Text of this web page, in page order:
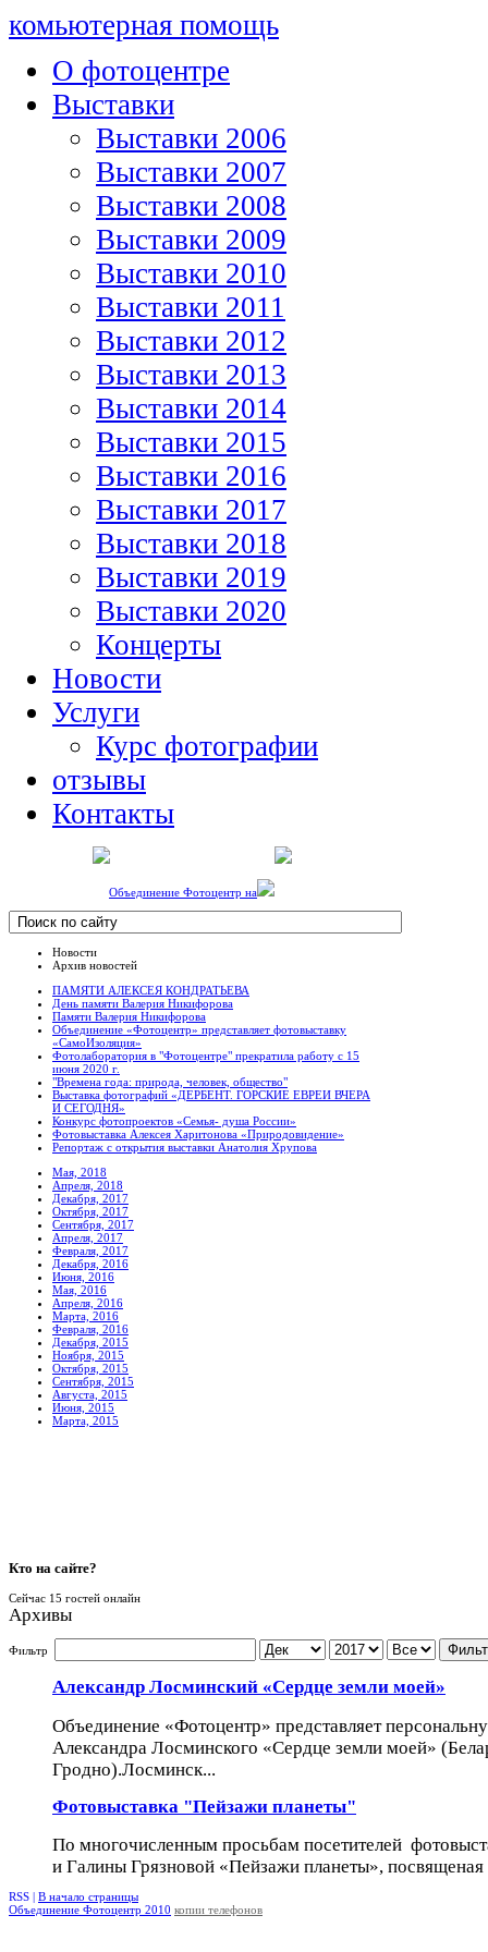
комьютерная помощь
О фотоцентре
Выставки
Выставки 2006
Выставки 2007
Выставки 2008
Выставки 2009
Выставки 2010
Выставки 2011
Выставки 2012
Выставки 2013
Выставки 2014
Выставки 2015
Выставки 2016
Выставки 2017
Выставки 2018
Выставки 2019
Выставки 2020
Концерты
Новости
Услуги
Курс фотографии
отзывы
Контакты
Объединение Фотоцентр на
Новости
Архив новостей
ПАМЯТИ АЛЕКСЕЯ КОНДРАТЬЕВА
День памяти Валерия Никифорова
Памяти Валерия Никифорова
Объединение «Фотоцентр» представляет фотовыставку
«СамоИзоляция»
Фотолаборатория в "Фотоцентре" прекратила работу с 15
июня 2020 г.
"Времена года: природа, человек, общество"
Выставка фотографий «ДЕРБЕНТ. ГОРСКИЕ ЕВРЕИ ВЧЕРА
И СЕГОДНЯ»
Конкурс фотопроектов «Семья- душа России»
Фотовыставка Алексея Харитонова «Природовидение»
Репортаж с открытия выставки Анатолия Хрупова
Мая, 2018
Апреля, 2018
Декабря, 2017
Октября, 2017
Сентября, 2017
Апреля, 2017
Февраля, 2017
Декабря, 2016
Июня, 2016
Мая, 2016
Апреля, 2016
Марта, 2016
Февраля, 2016
Декабря, 2015
Ноября, 2015
Октября, 2015
Сентября, 2015
Августа, 2015
Июня, 2015
Марта, 2015
Кто на сайте?
Сейчас 15 гостей онлайн
Архивы
Фильтр
Александр Лосминский «Сердце земли моей»
Объединение «Фотоцентр» представляет
Александра Лосминского «Сердце земли моей»
Гродно).Лосминск...
Фотовыставка "Пейзажи планеты"
По многочисленным просьбам посетителей
и Галины Грязновой «Пейзажи планеты», посвященая
RSS | В начало страницы
Объединение Фотоцентр 2010 копии телефонов